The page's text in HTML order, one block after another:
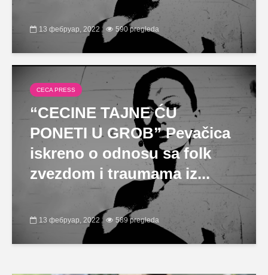
13 фебруар, 2022 590 pregleda
CECA PRESS
“CECINE TAJNE ĆU
PONETI U GROB” Pevačica
iskreno o odnosu sa folk
zvezdom i traumama iz...
13 фебруар, 2022 589 pregleda